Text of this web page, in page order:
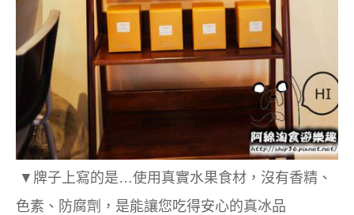
▼牌子上寫的是…使用真實水果食材，沒有香精、
色素、防腐劑，是能讓您吃得安心的真冰品